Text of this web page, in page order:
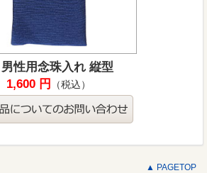
性用念珠入れ 縦型
1,600 円
（税込）
▲ PAGETOP